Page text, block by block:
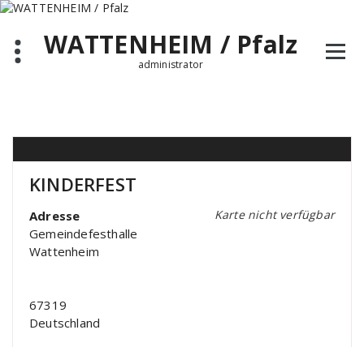
Zum
springenWATTENHEIM / Pfalz
administrator
KINDERFEST
Karte nicht verfügbar
Adresse
Gemeindefesthalle
Wattenheim
67319
Deutschland